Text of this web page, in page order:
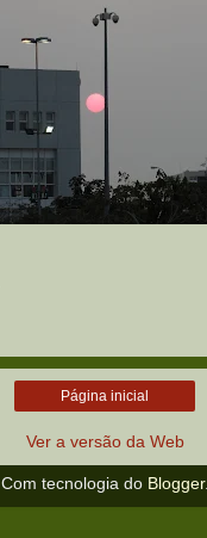
Página inicial
Ver a versão da Web
Com tecnologia do Blogger.